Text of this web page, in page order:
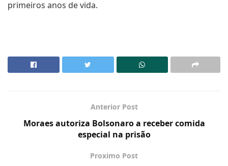
primeiros anos de vida.
Anterior Post
Moraes autoriza Bolsonaro a receber comida
especial na prisão
Proximo Post